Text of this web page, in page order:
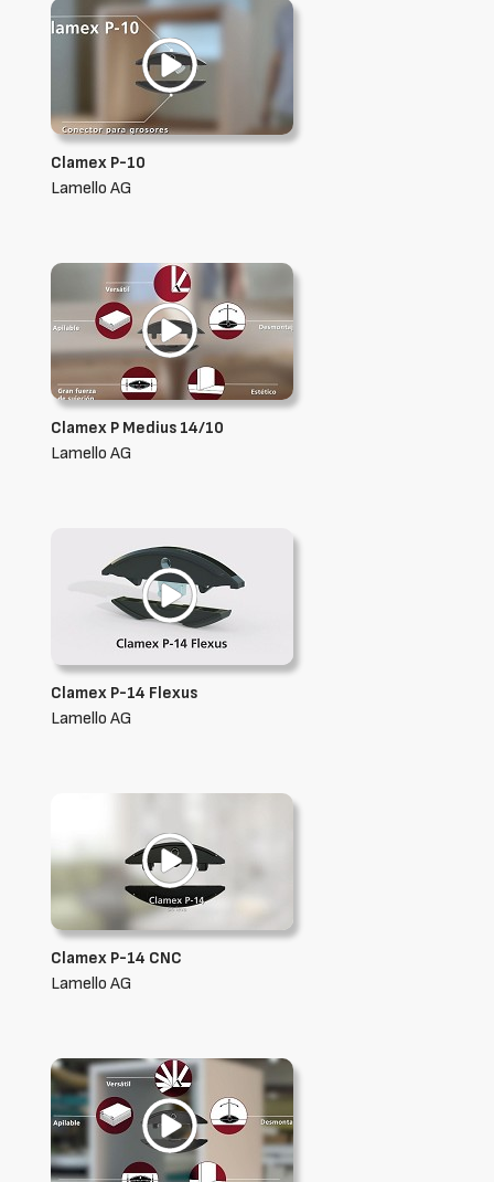
Clamex P-10
Lamello AG
Clamex P Medius 14/10
Lamello AG
Clamex P-14 Flexus
Lamello AG
Clamex P-14 CNC
Lamello AG